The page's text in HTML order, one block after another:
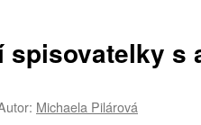
spisovatelky s
Michaela Pilárová